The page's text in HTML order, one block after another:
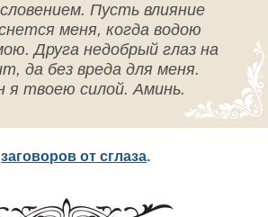
Пусть влияние
меня, когда водою
Друга недобрый глаз на
да без вреда для меня.
я твоею силой. Аминь.
заговоров от сглаза.